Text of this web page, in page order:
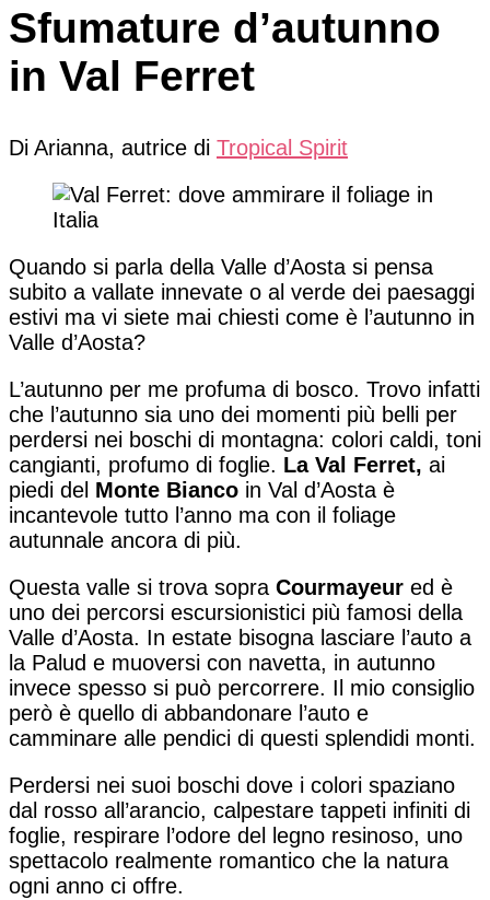
Sfumature d’autunno
in Val Ferret
Di Arianna, autrice di Tropical Spirit
Quando si parla della Valle d’Aosta si pensa
subito a vallate innevate o al verde dei paesaggi
estivi ma vi siete mai chiesti come è l’autunno in
Valle d’Aosta?
L’autunno per me profuma di bosco. Trovo infatti
che l’autunno sia uno dei momenti più belli per
perdersi nei boschi di montagna: colori caldi, toni
cangianti, profumo di foglie. La Val Ferret, ai
piedi del Monte Bianco in Val d’Aosta è
incantevole tutto l’anno ma con il foliage
autunnale ancora di più.
Questa valle si trova sopra Courmayeur ed è
uno dei percorsi escursionistici più famosi della
Valle d’Aosta. In estate bisogna lasciare l’auto a
la Palud e muoversi con navetta, in autunno
invece spesso si può percorrere. Il mio consiglio
però è quello di abbandonare l’auto e
camminare alle pendici di questi splendidi monti.
Perdersi nei suoi boschi dove i colori spaziano
dal rosso all’arancio, calpestare tappeti infiniti di
foglie, respirare l’odore del legno resinoso, uno
spettacolo realmente romantico che la natura
ogni anno ci offre.